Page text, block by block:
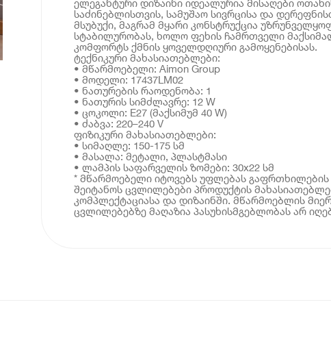
ელეგანტური დიზაინი იდეალურია მისაღები
საძინებლისთვის, სამუშაო სივრცისა და
მსუბუქი, მაგრამ მყარი კონსტრუქცია
სტაბილურობას, ხოლო ფეხის ჩამრთველი
კომფორტს ქმნის ყოველდღიური გამოყენებისას.
ტექნიკური მახასიათებლები:
• მწარმოებელი: Aimon Group
• მოდელი: 17437LM02
• ნათურების რაოდენობა: 1
• ნათურის სიმძლავრე: 12 W
• ცოკოლი: E27 (მაქსიმუმ 40 W)
• ძაბვა: 220–240 V
ფიზიკური მახასიათებლები:
• სიმაღლე: 150-175 სმ
• მასალა: მეტალი, პლასტმასი
• ლამპის საფარველის ზომები: 30x22 სმ
* მწარმოებელი იტოვებს უფლებას გაფრთხილების
შეიტანოს ცვლილებები პროდუქტის
კომპლექტაციასა და დიზაინში. მწარმოებლის
ცვლილებებზე მაღაზია პასუხისმგებლობას არ